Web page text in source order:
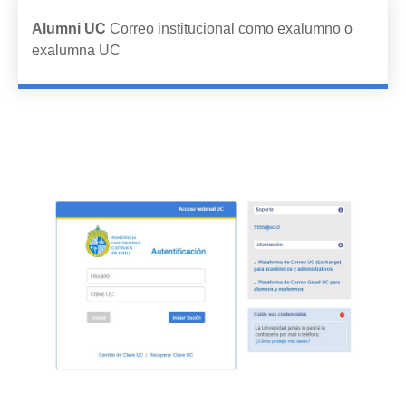
Alumni UC Correo institucional como exalumno o
exalumna UC